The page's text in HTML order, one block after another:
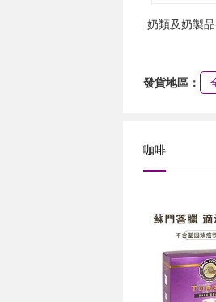
奶類及奶製
發貨地區：
咖啡